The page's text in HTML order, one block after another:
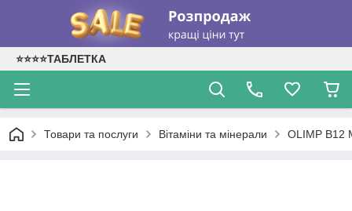
⭐⭐⭐⭐ТАБЛЕТКА
Товари та послуги Вітаміни та мінерали OLIMP B12